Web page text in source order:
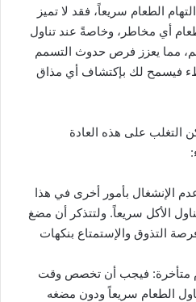
الطعام سريعاً، فقد لا تميز
أي مخاطر، وخاصةً عند تناول
مما يعزز فرص حدوث التسمم
فيسمح لك بإكتشاف أي مذاق
التغلب على هذه العادة
الإنشغال بأمور أخرى في هذا
الأكل سريعاً. ولتتذكر أن مضغ
التذوق والإستمتاع بنكهات
متأخرة: فيجب أن تخصص وقت
الطعام سريعاً ودون مضغه